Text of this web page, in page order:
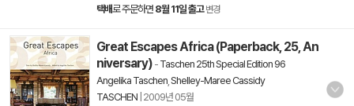
택배로 주문하면 8월 11일 출고 변경
Great Escapes Africa (Paperback, 25, An
niversary) - Taschen 25th Special Edition 96
Angelika Taschen Shelley-Maree Cassidy
TASCHEN 2009년 05월